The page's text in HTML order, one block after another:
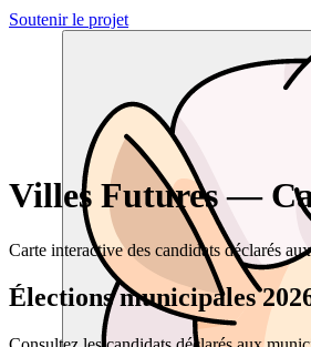
Soutenir le projet
Villes Futures —
Carte interactive des candidats déclarés
Élections municipales